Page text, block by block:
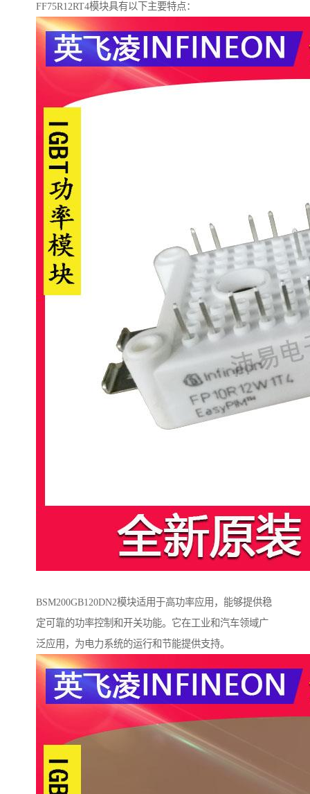
FF75R12RT4模块具有以下主要特点：
BSM200GB120DN2模块适用于高功率应用，能够提供稳
定可靠的功率控制和开关功能。它在工业和汽车领域广
泛应用，为电力系统的运行和节能提供支持。